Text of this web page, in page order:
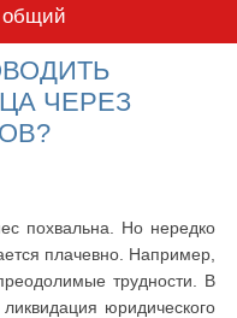
общий
ЧЕРЕЗ
похвальна. Но нередко
плачевно. Например,
трудности. В
юридического